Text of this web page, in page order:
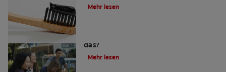
Mehr lesen
das?
Mehr lesen